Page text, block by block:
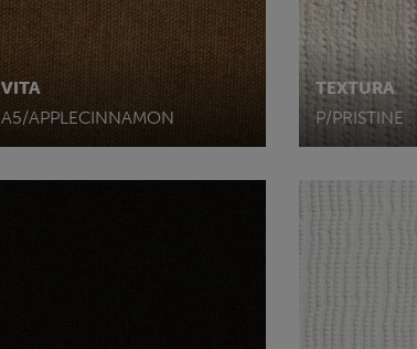
VITA
A5/APPLECINNAMON
TEXTURA
P/PRISTINE